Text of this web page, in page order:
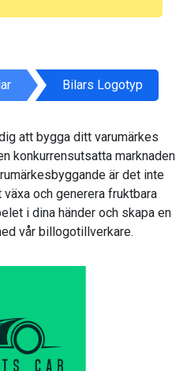
Bilars Logotyp
att bygga ditt varumärkes
konkurrensutsatta marknaden
är det inte
och generera fruktbara
i dina händer och skapa en
vår billogotillverkare.